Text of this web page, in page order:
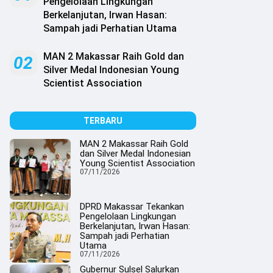
Berkelanjutan, Irwan Hasan:
Sampah jadi Perhatian Utama
02
MAN 2 Makassar Raih Gold dan
Silver Medal Indonesian Young
Scientist Association
TERBARU
MAN 2 Makassar Raih Gold
dan Silver Medal Indonesian
Young Scientist Association
07/11/2026
DPRD Makassar Tekankan
Pengelolaan Lingkungan
Berkelanjutan, Irwan Hasan:
Sampah jadi Perhatian
Utama
07/11/2026
Gubernur Sulsel Salurkan